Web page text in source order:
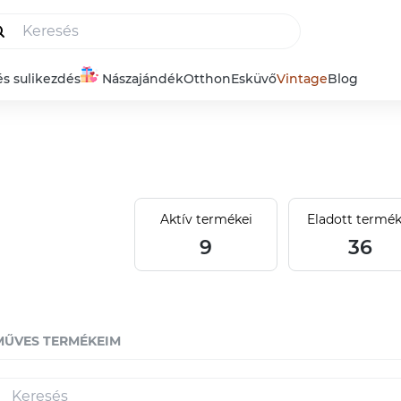
sulikezdés NászajándékOtthonEsküvőVintageBlog
Aktív termékei
9
Eladott
36
TERMÉKEIM